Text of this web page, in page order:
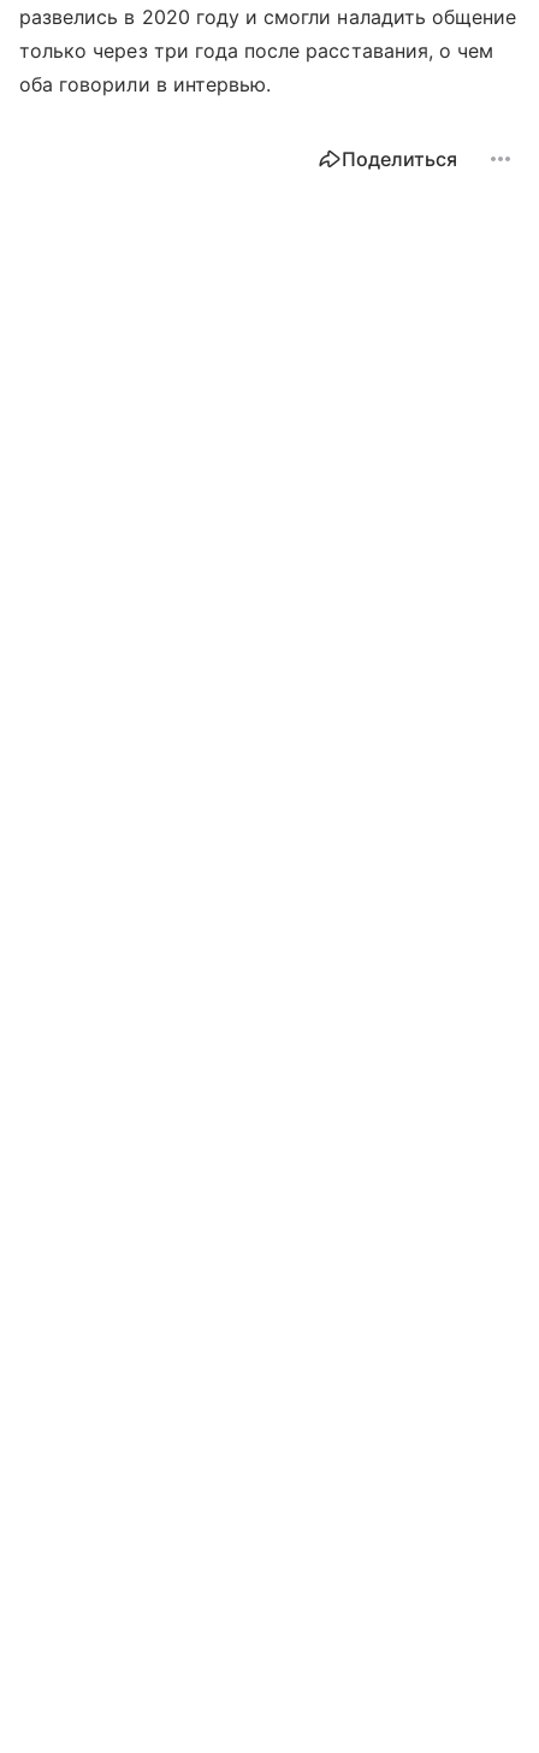
развелись в 2020 году и смогли наладить общение
только через три года после расставания, о чем
оба говорили в интервью.
Поделиться